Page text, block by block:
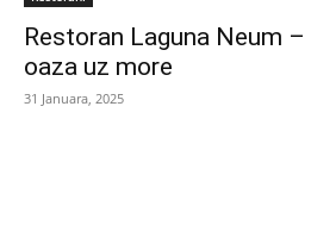
Restoran Laguna Neum
oaza uz more
31 Januara, 2025